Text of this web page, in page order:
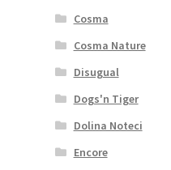
Cosma
Cosma Nature
Disugual
Dogs'n Tiger
Dolina Noteci
Encore